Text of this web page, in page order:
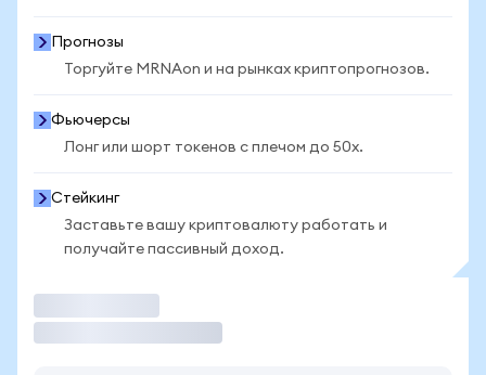
Прогнозы
Торгуйте MRNAon и на рынках криптопрогнозов.
Фьючерсы
Лонг или шорт токенов с плечом до 50x.
Стейкинг
Заставьте вашу криптовалюту работать и
получайте пассивный доход.